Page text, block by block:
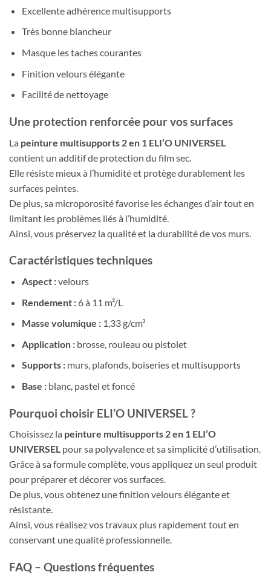
Excellente adhérence multisupports
Très bonne blancheur
Masque les taches courantes
Finition velours élégante
Facilité de nettoyage
Une protection renforcée pour vos surfaces
La peinture multisupports 2 en 1 ELI’O UNIVERSEL
contient un additif de protection du film sec.
Elle résiste mieux à l’humidité et protège durablement les
surfaces peintes.
De plus, sa microporosité favorise les échanges d’air tout en
limitant les problèmes liés à l’humidité.
Ainsi, vous préservez la qualité et la durabilité de vos murs.
Caractéristiques techniques
Aspect :velours
Rendement :6 à 11 m²/L
Masse volumique :1,33 g/cm³
Application :brosse, rouleau ou pistolet
Supports :murs, plafonds, boiseries et multisupports
Base :blanc, pastel et foncé
Pourquoi choisir ELI’O UNIVERSEL ?
Choisissez la peinture multisupports 2 en 1 ELI’O
UNIVERSEL pour sa polyvalence et sa simplicité d’utilisation.
Grâce à sa formule complète, vous appliquez un seul produit
pour préparer et décorer vos surfaces.
De plus, vous obtenez une finition velours élégante et
résistante.
Ainsi, vous réalisez vos travaux plus rapidement tout en
conservant une qualité professionnelle.
FAQ – Questions fréquentes